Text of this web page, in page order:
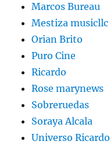
Marcos Bureau
Mestiza musicllc
Orian Brito
Puro Cine
Ricardo
Rose marynews
Sobreruedas
Soraya Alcala
Universo Ricardo